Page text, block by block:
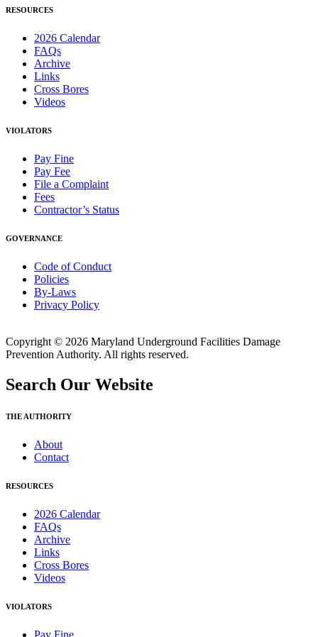
RESOURCES
2026 Calendar
FAQs
Archive
Links
Cross Bores
Videos
VIOLATORS
Pay Fine
Pay Fee
File a Complaint
Fees
Contractor’s Status
GOVERNANCE
Code of Conduct
Policies
By-Laws
Privacy Policy
Copyright © 2026 Maryland Underground Facilities Damage
Prevention Authority. All rights reserved.
Search Our Website
THE AUTHORITY
About
Contact
RESOURCES
2026 Calendar
FAQs
Archive
Links
Cross Bores
Videos
VIOLATORS
Pay Fine